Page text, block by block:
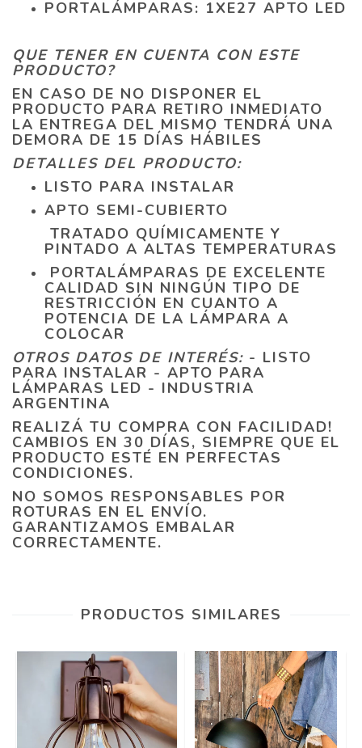
PORTALÁMPARAS: 1XE27 APTO LED
QUE TENER EN CUENTA CON ESTE
PRODUCTO?
EN CASO DE NO DISPONER EL
PRODUCTO PARA RETIRO INMEDIATO
LA ENTREGA DEL MISMO TENDRÁ UNA
DEMORA DE 15 DÍAS HÁBILES
DETALLES DEL PRODUCTO:
LISTO PARA INSTALAR
APTO SEMI-CUBIERTO
TRATADO QUÍMICAMENTE Y
PINTADO A ALTAS TEMPERATURAS
PORTALÁMPARAS DE EXCELENTE
CALIDAD SIN NINGÚN TIPO DE
RESTRICCIÓN EN CUANTO A
POTENCIA DE LA LÁMPARA A
COLOCAR
OTROS DATOS DE INTERÉS: - LISTO
PARA INSTALAR - APTO PARA
LÁMPARAS LED - INDUSTRIA
ARGENTINA
REALIZÁ TU COMPRA CON FACILIDAD!
CAMBIOS EN 30 DÍAS, SIEMPRE QUE EL
PRODUCTO ESTÉ EN PERFECTAS
CONDICIONES.
NO SOMOS RESPONSABLES POR
ROTURAS EN EL ENVÍO.
GARANTIZAMOS EMBALAR
CORRECTAMENTE.
PRODUCTOS SIMILARES